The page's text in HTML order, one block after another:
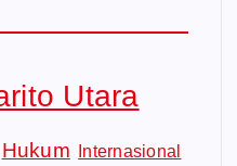
Utara
Hukum Internasional